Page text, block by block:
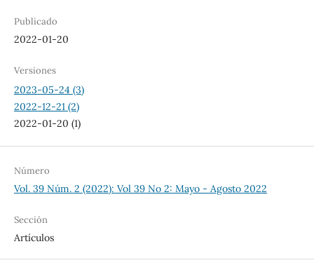
Publicado
2022-01-20
Versiones
2023-05-24 (3)
2022-12-21 (2)
2022-01-20 (1)
Número
Vol. 39 Núm. 2 (2022): Vol 39 No 2: Mayo - Agosto 2022
Sección
Artículos